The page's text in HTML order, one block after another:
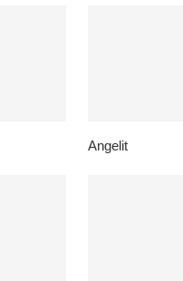
Angelit